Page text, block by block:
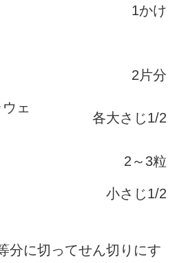
1かけ
2片分
ェ
各大さじ1/2
2～3粒
小さじ1/2
分に切ってせん切りにす